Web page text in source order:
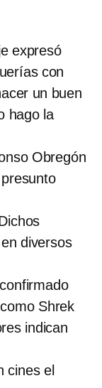
expresó
con
un buen
hago la
Obregón
diversos
Shrek
indican
cines el